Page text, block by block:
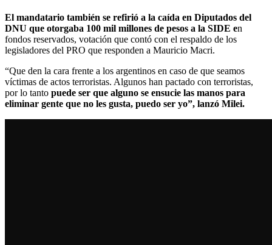
El mandatario también se refirió a la caída en Diputados del
DNU que otorgaba 100 mil millones de pesos a la SIDE en
fondos reservados, votación que contó con el respaldo de los
legisladores del PRO que responden a Mauricio Macri.
“Que den la cara frente a los argentinos en caso de que seamos
víctimas de actos terroristas. Algunos han pactado con terroristas,
por lo tanto puede ser que alguno se ensucie las manos para
eliminar gente que no les gusta, puedo ser yo”, lanzó Milei.